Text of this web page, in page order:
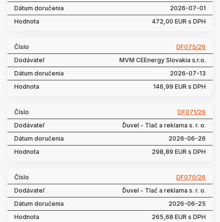
2026-07-01
472,00 EUR s DPH
DF075/26
MVM CEEnergy Slovakia s.r.o.
2026-07-13
146,99 EUR s DPH
DF071/26
Ďuvel - Tlač a reklama s. r. o.
2026-06-26
298,89 EUR s DPH
DF070/26
Ďuvel - Tlač a reklama s. r. o.
2026-06-25
265,68 EUR s DPH